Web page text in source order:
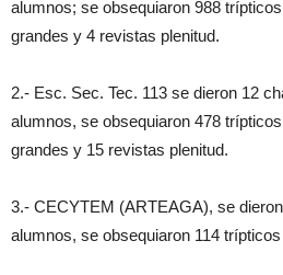
alumnos; se obsequiaron 988
grandes y 4 revistas plenitud.
2.- Esc. Sec. Tec. 113 se dieron 12
alumnos, se obsequiaron 478
grandes y 15 revistas plenitud.
3.- CECYTEM (ARTEAGA), se
alumnos, se obsequiaron 114